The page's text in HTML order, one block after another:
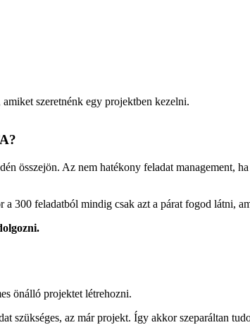
szeretnénk egy projektben kezelni.
összejön. Az nem hatékony feladat management,
300 feladatból mindig csak azt a párat fogod látni,
önálló projektet létrehozni.
szükséges, az már projekt. Így akkor szeparáltan